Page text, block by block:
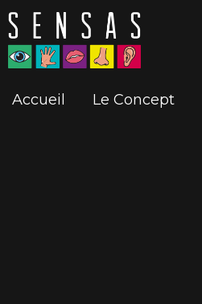
Accueil Le Concept